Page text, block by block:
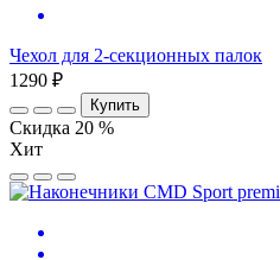
Чехол для 2-секционных палок
1290 ₽
Купить
Скидка 20 %
Хит